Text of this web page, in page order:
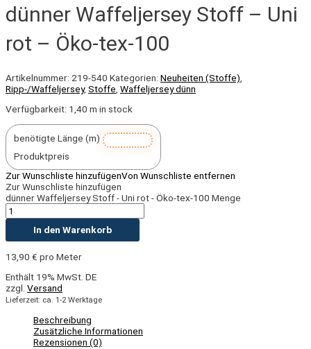
dünner Waffeljersey Stoff – Uni
rot – Öko-tex-100
Artikelnummer: 219-540 Kategorien: Neuheiten (Stoffe)
Ripp-/Waffeljersey, Stoffe Waffeljersey dünn
Verfügbarkeit: 1,40 m in stock
benötigte Länge (m)
Produktpreis
Zur Wunschliste hinzufügenVon Wunschliste entfernen
Zur Wunschliste hinzufügen
dünner Waffeljersey Stoff - Uni rot - Öko-tex-100 Menge
In den Warenkorb
13,90 € pro Meter
Enthält 19% MwSt. DE
zzgl. Versand
Lieferzeit: ca. 1-2 Werktage
Beschreibung
Zusätzliche Informationen
Rezensionen (0)